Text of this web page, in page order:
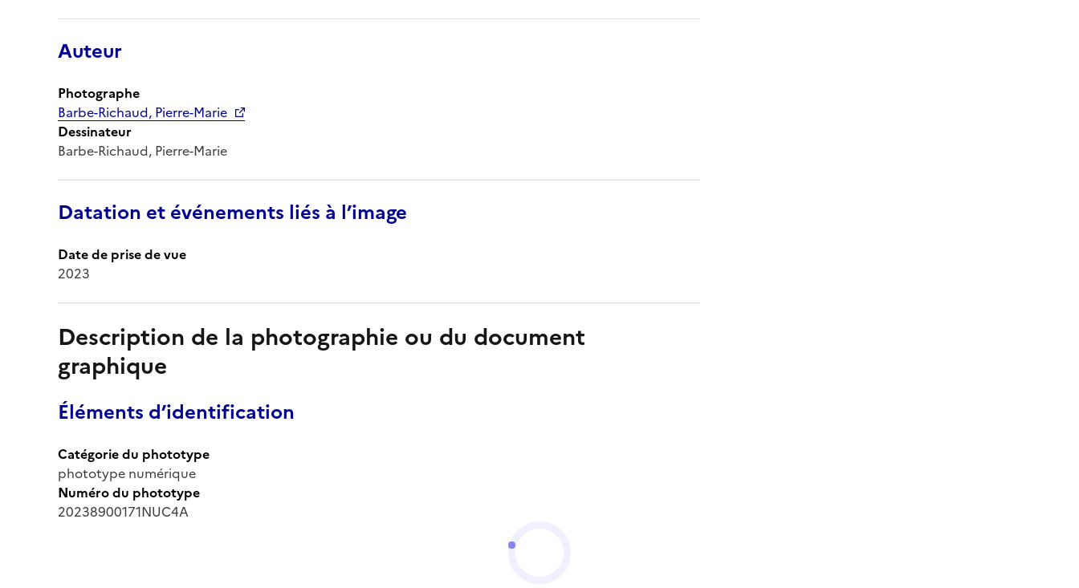
Auteur
Photographe
Barbe-Richaud, Pierre-Marie
Dessinateur
Barbe-Richaud, Pierre-Marie
Datation et événements liés à l’image
Date de prise de vue
2023
Description de la photographie ou du document
graphique
Éléments d’identification
Catégorie du phototype
phototype numérique
Numéro du phototype
20238900171NUC4A